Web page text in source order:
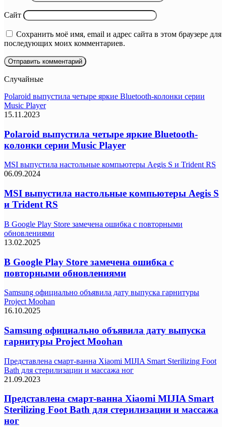
Сайт
Сохранить моё имя, email и адрес сайта в этом браузере для
последующих моих комментариев.
Случайные
Polaroid выпустила четыре яркие Bluetooth-колонки серии
Music Player
15.11.2023
Polaroid выпустила четыре яркие Bluetooth-
колонки серии Music Player
MSI выпустила настольные компьютеры Aegis S и Trident RS
06.09.2024
MSI выпустила настольные компьютеры Aegis S
и Trident RS
В Google Play Store замечена ошибка с повторными
обновлениями
13.02.2025
В Google Play Store замечена ошибка с
повторными обновлениями
Samsung официально объявила дату выпуска гарнитуры
Project Moohan
16.10.2025
Samsung официально объявила дату выпуска
гарнитуры Project Moohan
Представлена смарт-ванна Xiaomi MIJIA Smart Sterilizing Foot
Bath для стерилизации и массажа ног
21.09.2023
Представлена смарт-ванна Xiaomi MIJIA Smart
Sterilizing Foot Bath для стерилизации и массажа
ног